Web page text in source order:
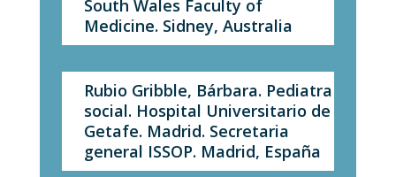
South Wales Faculty of
Medicine. Sidney, Australia
Rubio Gribble, Bárbara. Pediatra
social. Hospital Universitario de
Getafe. Madrid. Secretaria
general ISSOP. Madrid, España